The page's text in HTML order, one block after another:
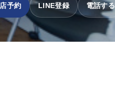
予約 LINE登録 電話する